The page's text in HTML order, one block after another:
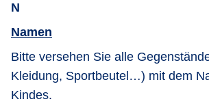
N
Namen
Bitte versehen Sie alle
Kleidung, Sportbeutel…) mit dem
Kindes.